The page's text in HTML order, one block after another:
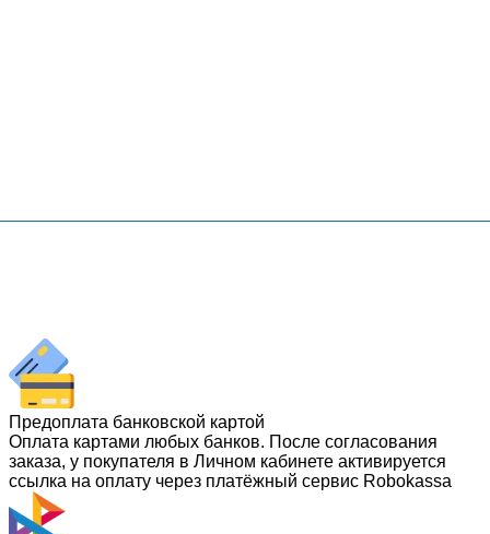
Предоплата банковской картой
Оплата картами любых банков. После согласования
заказа, у покупателя в Личном кабинете активируется
ссылка на оплату через платёжный сервис Robokassa